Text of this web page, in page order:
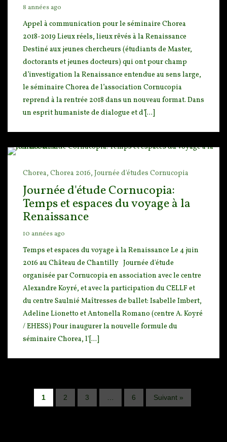
8 années ago
Appel à communication pour le séminaire Chorea
2018-2019 Lieux réels, lieux rêvés à la Renaissance
Destiné aux jeunes chercheurs (étudiants de Master,
doctorants et jeunes docteurs) qui ont pour champ
d’investigation la Renaissance entendue au sens large,
le séminaire Chorea de l’association Cornucopia
reprend à la rentrée 2018 dans un nouveau format. Dans
un esprit humaniste de dialogue et d’[...]
Chorea, Chorea 2016, Journée d'études Cornucopia
Journée d'étude Cornucopia:
Temps et espaces du voyage à la
Renaissance
10 années ago
Temps et espaces du voyage à la Renaissance Le 4 juin
2016 au Château de Chantilly Journée d'étude
organisée par Cornucopia en association avec le centre
Alexandre Koyré, et avec la participation du CELLF et
du centre Saulnié Maîtresses de ballet: Isabelle Imbert,
Adeline Lionetto et Antonella Romano (centre A. Koyré
/ EHESS) Pour inaugurer la nouvelle formule du
séminaire Chorea, l'[...]
1 2 3 6 Suivant »